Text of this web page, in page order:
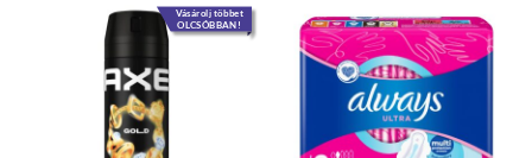
Vásárolj többet
OLCSÓBBAN!